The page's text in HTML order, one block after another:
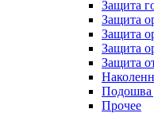
Защита
Защита
Защита
Защита
Защита
Подошва
Прочее